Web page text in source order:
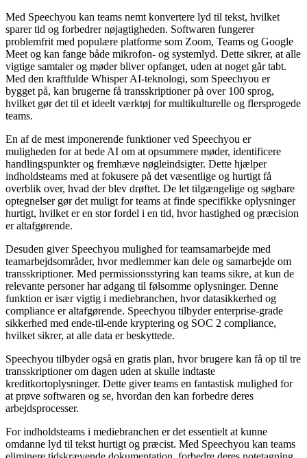
Med Speechyou kan teams nemt konvertere lyd til tekst, hvilket
sparer tid og forbedrer nøjagtigheden. Softwaren fungerer
problemfrit med populære platforme som Zoom, Teams og Google
Meet og kan fange både mikrofon- og systemlyd. Dette sikrer, at alle
vigtige samtaler og møder bliver opfanget, uden at noget går tabt.
Med den kraftfulde Whisper AI-teknologi, som Speechyou er
bygget på, kan brugerne få transskriptioner på over 100 sprog,
hvilket gør det til et ideelt værktøj for multikulturelle og flersprogede
teams.
En af de mest imponerende funktioner ved Speechyou er
muligheden for at bede AI om at opsummere møder, identificere
handlingspunkter og fremhæve nøgleindsigter. Dette hjælper
indholdsteams med at fokusere på det væsentlige og hurtigt få
overblik over, hvad der blev drøftet. De let tilgængelige og søgbare
optegnelser gør det muligt for teams at finde specifikke oplysninger
hurtigt, hvilket er en stor fordel i en tid, hvor hastighed og præcision
er altafgørende.
Desuden giver Speechyou mulighed for teamsamarbejde med
teamarbejdsområder, hvor medlemmer kan dele og samarbejde om
transskriptioner. Med permissionsstyring kan teams sikre, at kun de
relevante personer har adgang til følsomme oplysninger. Denne
funktion er især vigtig i mediebranchen, hvor datasikkerhed og
compliance er altafgørende. Speechyou tilbyder enterprise-grade
sikkerhed med ende-til-ende kryptering og SOC 2 compliance,
hvilket sikrer, at alle data er beskyttede.
Speechyou tilbyder også en gratis plan, hvor brugere kan få op til tre
transskriptioner om dagen uden at skulle indtaste
kreditkortoplysninger. Dette giver teams en fantastisk mulighed for
at prøve softwaren og se, hvordan den kan forbedre deres
arbejdsprocesser.
For indholdsteams i mediebranchen er det essentielt at kunne
omdanne lyd til tekst hurtigt og præcist. Med Speechyou kan teams